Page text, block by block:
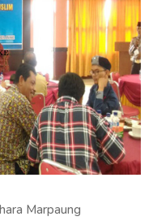
Marpaung